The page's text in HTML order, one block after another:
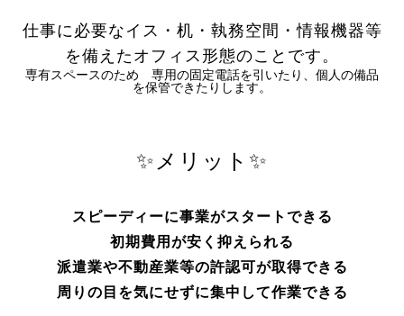
仕事に必要なイス・机・執務空間・情報機器等
を備えたオフィス形態のことです。
専有スペースのため 専用の固定電話を引いたり、個人の備品
を保管できたりします。
✨メリット✨
スピーディーに事業がスタートできる
初期費用が安く抑えられる
派遣業や不動産業等の許認可が取得できる
周りの目を気にせずに集中して作業できる